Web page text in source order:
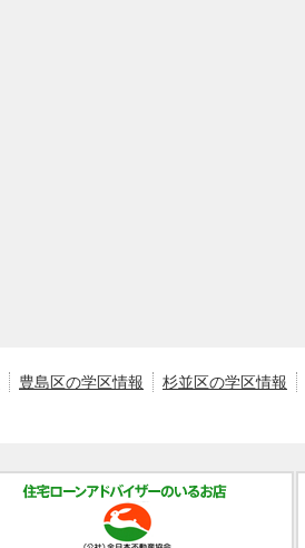
豊島区の学区情報 杉並区の学区情報